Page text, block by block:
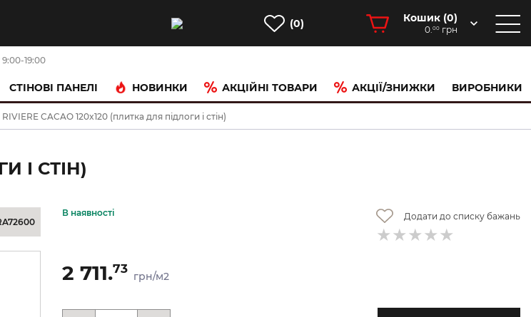
(0) Кошик (0)
0.00 грн
19:00
CТІНОВІ ПАНЕЛІ НОВИНКИ АКЦІЙНІ ТОВАРИ АКЦІЇ/ЗНИЖКИ ВИРОБНИКИ
RIVIERE CACAO 120x120 (плитка для підлоги і стін)
І СТІН)
В наявності Додати до списку бажань
2 711.73
грн/м2